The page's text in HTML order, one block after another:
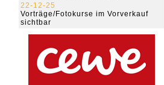
22-12-25
Vorträge/Fotokurse im Vorverkauf
sichtbar